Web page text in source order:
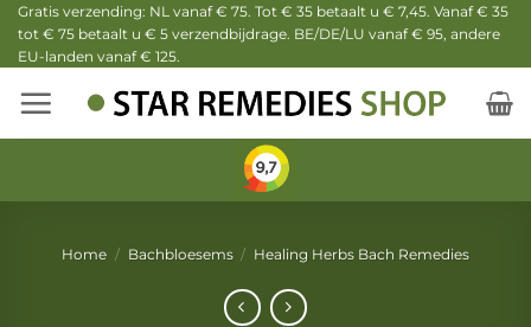
Ga
naar
inhoud
Gratis verzending: NL vanaf € 75. Tot € 35 betaalt u € 7,45. Vanaf € 35
tot € 75 betaalt u € 5 verzendbijdrage. BE/DE/LU vanaf € 95, andere
EU-landen vanaf € 125.
Home / Bachbloesems / Healing Herbs Bach Remedies